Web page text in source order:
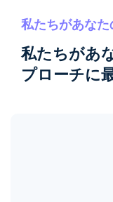
私たちがあな
私たちがあ
プローチに